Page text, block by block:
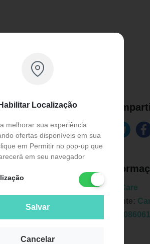
Habilitar Localização
melhorar sua experiência
ofertas disponíveis em sua
em Permitir no pop-up que
em seu navegador
Salvar
Cancelar
Drogaria Venancio:
Marca:
Care
Fabricante: